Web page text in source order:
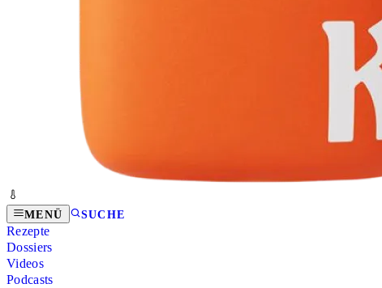
MENÜ SUCHE
Rezepte
Dossiers
Videos
Podcasts